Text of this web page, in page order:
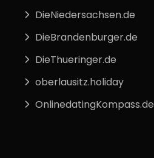
DieNiedersachsen.de
DieBrandenburger.de
DieThueringer.de
oberlausitz.holiday
OnlinedatingKompass.de